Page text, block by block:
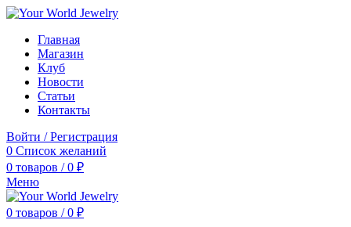
Главная
Магазин
Клуб
Новости
Статьи
Контакты
Войти / Регистрация
0 Список желаний
0 товаров / 0 ₽
Меню
0 товаров / 0 ₽